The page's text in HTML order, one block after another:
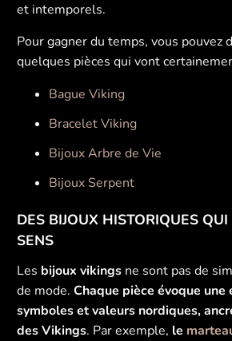
et intemporels.
Pour gagner du temps, vous
quelques pièces qui vont
Bague Viking
Bracelet Viking
Bijoux Arbre de Vie
Bijoux Serpent
DES BIJOUX HISTORIQUES
SENS
Les bijoux vikings ne sont pas de
de mode.Chaque pièce évoque une
symboles et valeurs nordiques,
des Vikings. Par exemple, le